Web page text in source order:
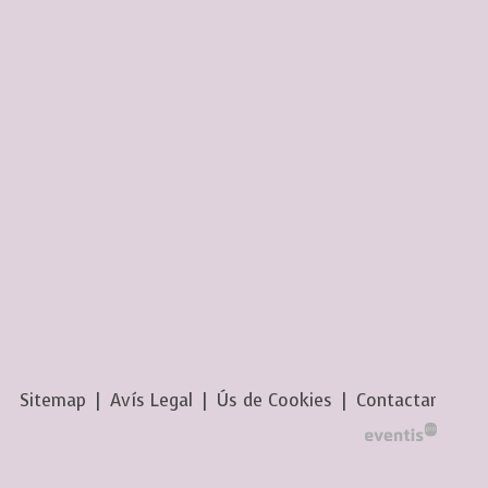
Sitemap Avís Legal Ús de Cookies Contactar